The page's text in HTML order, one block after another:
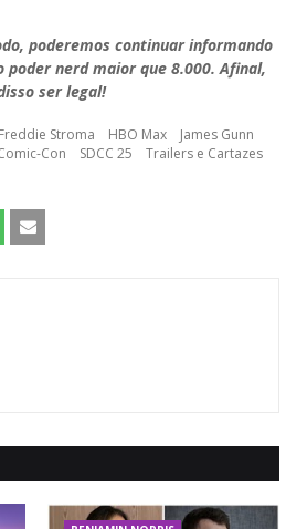
poderemos continuar informando
nerd maior que 8.000. Afinal,
ser legal!
Freddie Stroma HBO Max
James Gunn
Con SDCC 25
Trailers e Cartazes